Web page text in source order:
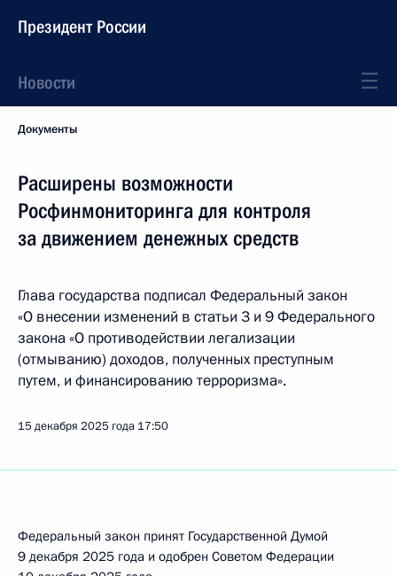
Президент России
Новости
Документы
Расширены возможности
Росфинмониторинга для контроля
за движением денежных средств
Глава государства подписал Федеральный закон
«О внесении изменений в статьи 3 и 9 Федерального
закона «О противодействии легализации
(отмыванию) доходов, полученных преступным
путем, и финансированию терроризма».
15 декабря 2025 года 17:50
Федеральный закон принят Государственной Думой
9 декабря 2025 года и одобрен Советом Федерации